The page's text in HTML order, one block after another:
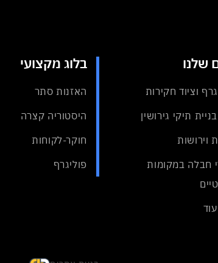
שלנו
וציוד חקירות
תיקי גירושין
וירושות
חבלה במקומות
בלוג מקצועי
האזנות סתר
היסטוריה קצרה
חוקר-לקוחות
פוליגרף